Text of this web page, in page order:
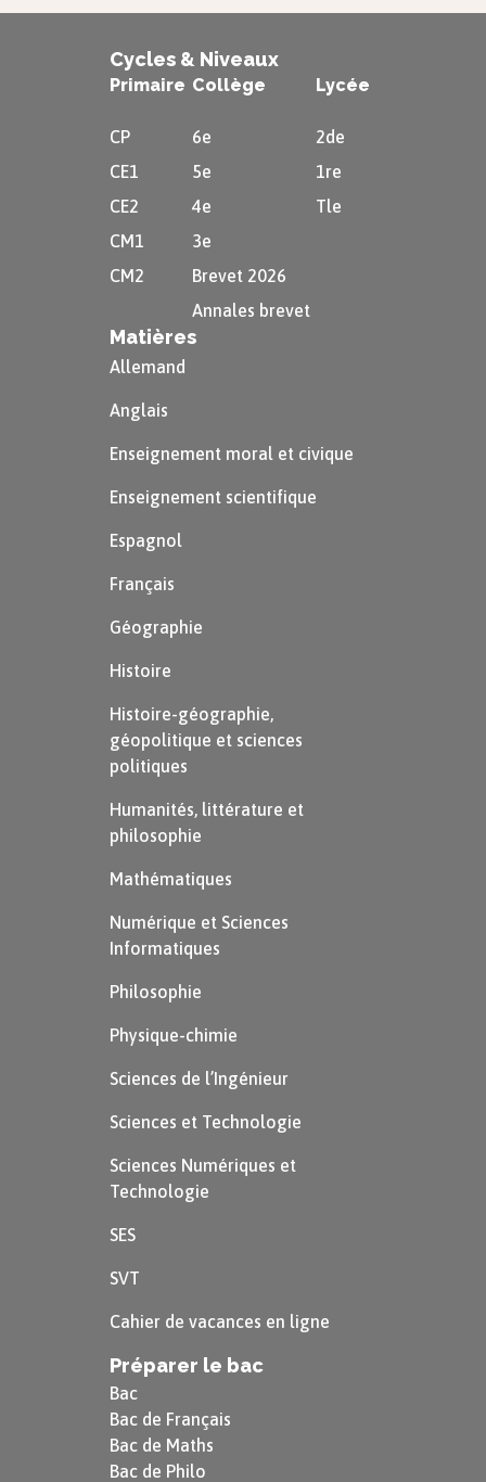
Cycles & Niveaux
Primaire
CP
CE1
CE2
CM1
CM2
Collège
6e
5e
4e
3e
Brevet 2026
Annales brevet
Lycée
2de
1re
Tle
Matières
Allemand
Anglais
Enseignement moral et civique
Enseignement scientifique
Espagnol
Français
Géographie
Histoire
Histoire-géographie,
géopolitique et sciences
politiques
Humanités, littérature et
philosophie
Mathématiques
Numérique et Sciences
Informatiques
Philosophie
Physique-chimie
Sciences de l’Ingénieur
Sciences et Technologie
Sciences Numériques et
Technologie
SES
SVT
Cahier de vacances en ligne
Préparer le bac
Bac
Bac de Français
Bac de Maths
Bac de Philo